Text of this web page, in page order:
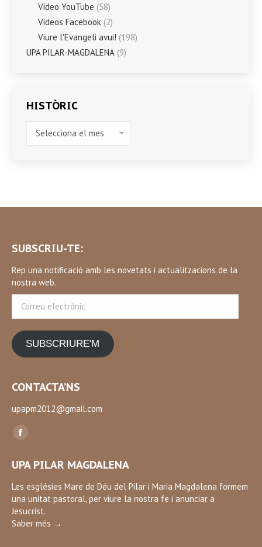
Vídeo YouTube (58)
Vídeos Facebook (2)
Viure l'Evangeli avui! (198)
UPA PILAR-MAGDALENA (9)
HISTÒRIC
SUBSCRIU-TE:
Rep una notificació amb les novetats i actualitzacions de la
nostra web.
electrònic
SUBSCRIURE'M
CONTACTA’NS
upapm2012@gmail.com
Find us on:
Facebook
opens
in
new
window
UPA PILAR MAGDALENA
Les esglésies Mare de Déu del Pilar i Maria Magdalena formem
una unitat pastoral, per viure la nostra fe i anunciar a
Jesucrist.
Saber més →